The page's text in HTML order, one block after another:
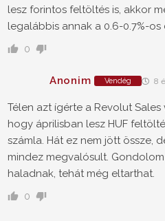
lesz forintos feltöltés is, akkor
legalábbis annak a 0.6-0.7%-os
0
Anonim Vendég 8
Télen azt ígérte a Revolut Sales
hogy áprilisban lesz HUF
számla. Hát ez nem jött össze,
mindez megvalósult.
haladnak, tehát még eltarthat.
0